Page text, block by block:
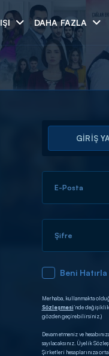
DAHA FAZLA
GİRİŞ
E-Posta
Şifre
Beni Hatırla
Merhaba, kullanmakta
Sözleşmesi’nde
gözden geçirebilirsiniz.)
Devam etmeniz ve
sayılacaksınız. Üyelik
Şirketleri hesaplarınıza